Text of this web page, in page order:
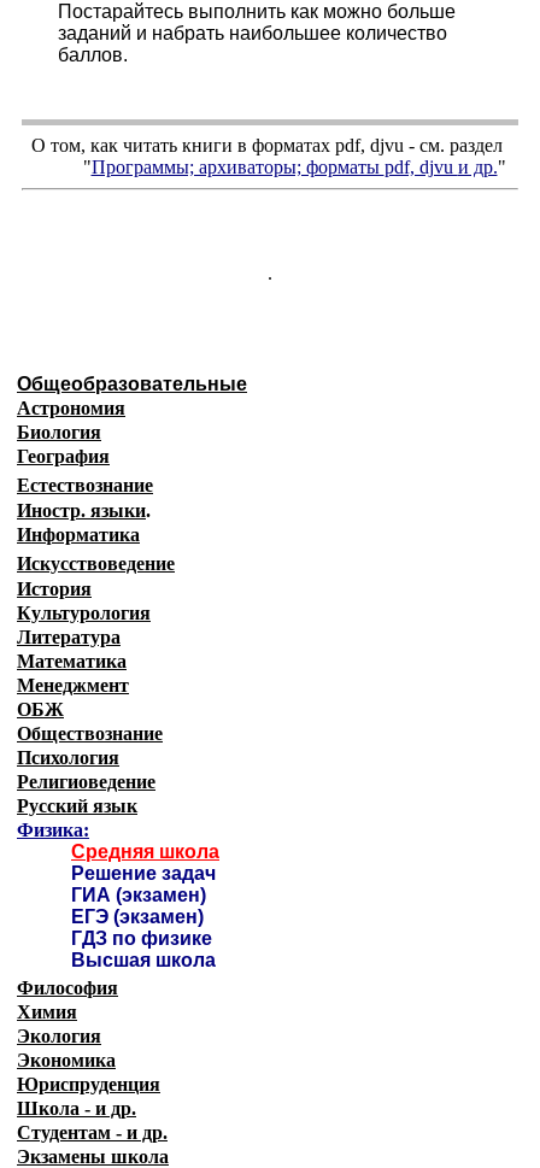
Постарайтесь выполнить как можно больше
заданий и набрать наибольшее количество
баллов.
О том, как читать книги в форматах pdf, djvu - см. раздел
"Программы; архиваторы; форматы pdf, djvu и др."
.
Общеобразовательные
Астрономия
Биология
География
Естествознание
Иностр. языки.
Информатика
Искусствоведение
История
Культурология
Литература
Математика
Менеджмент
ОБЖ
Обществознание
Психология
Религиоведение
Русский язык
Физика:
Средняя школа
Решение задач
ГИА (экзамен)
ЕГЭ (экзамен)
ГДЗ по физике
Высшая школа
Философия
Химия
Экология
Экономика
Юриспруденция
Школа - и др.
Студентам - и др.
Экзамены школа